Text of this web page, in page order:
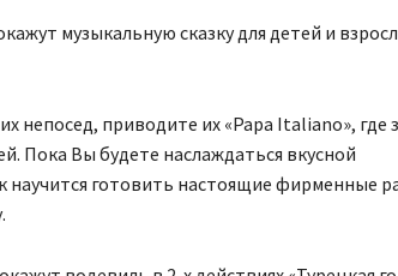
музыкальную сказку для детей и
непосед, приводите их «Papa Italiano», где
Пока Вы будете наслаждаться вкусной
научится готовить настоящие фирменные